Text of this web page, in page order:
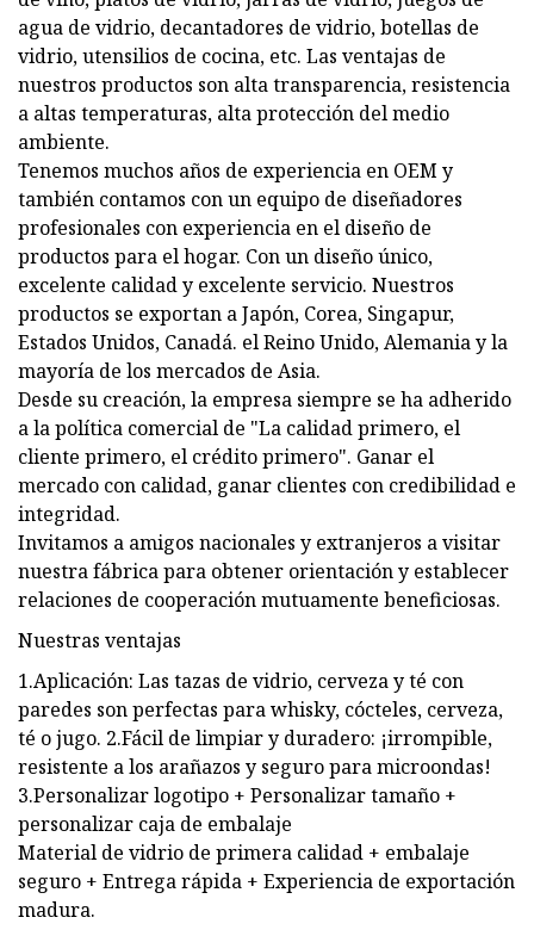
agua de vidrio, decantadores de vidrio, botellas de
vidrio, utensilios de cocina, etc. Las ventajas de
nuestros productos son alta transparencia, resistencia
a altas temperaturas, alta protección del medio
ambiente.
Tenemos muchos años de experiencia en OEM y
también contamos con un equipo de diseñadores
profesionales con experiencia en el diseño de
productos para el hogar. Con un diseño único,
excelente calidad y excelente servicio. Nuestros
productos se exportan a Japón, Corea, Singapur,
Estados Unidos, Canadá. el Reino Unido, Alemania y la
mayoría de los mercados de Asia.
Desde su creación, la empresa siempre se ha adherido
a la política comercial de "La calidad primero, el
cliente primero, el crédito primero". Ganar el
mercado con calidad, ganar clientes con credibilidad e
integridad.
Invitamos a amigos nacionales y extranjeros a visitar
nuestra fábrica para obtener orientación y establecer
relaciones de cooperación mutuamente beneficiosas.
Nuestras ventajas
1.Aplicación: Las tazas de vidrio, cerveza y té con
paredes son perfectas para whisky, cócteles, cerveza,
té o jugo. 2.Fácil de limpiar y duradero: ¡irrompible,
resistente a los arañazos y seguro para microondas!
3.Personalizar logotipo + Personalizar tamaño +
personalizar caja de embalaje
Material de vidrio de primera calidad + embalaje
seguro + Entrega rápida + Experiencia de exportación
madura.